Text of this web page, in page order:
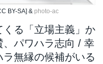
BY-SA] & photo-ac
る「立場主義」か
、パワハラ志向 / 幸
無縁の候補がいる